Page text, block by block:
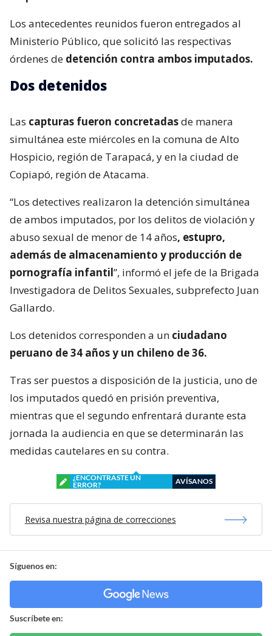
Los antecedentes reunidos fueron entregados al
Ministerio Público, que solicitó las respectivas
órdenes de detención contra ambos imputados.
Dos detenidos
Las capturas fueron concretadasde manera
simultánea este miércoles en la comuna de Alto
Hospicio, región de Tarapacá, y en la ciudad de
Copiapó, región de Atacama.
“Los detectives realizaron la detención simultánea
de ambos imputados, por los delitos de violación y
abuso sexual de menor de 14 años, estupro,
además de almacenamiento y producción de
pornografía infantil”, informó el jefe de la Brigada
Investigadora de Delitos Sexuales, subprefecto Juan
Gallardo.
Los detenidos corresponden a un ciudadano
peruano de 34 años y un chileno de 36.
Tras ser puestos a disposición de la justicia, uno de
los imputados quedó en prisión preventiva,
mientras que el segundo enfrentará durante esta
jornada la audiencia en que se determinarán las
medidas cautelares en su contra.
¿ENCONTRASTE UN
ERROR?
AVÍSANOS
Revisa nuestra página de correcciones
Síguenos en:
Suscríbete en: